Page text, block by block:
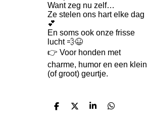
Want zeg nu zelf…
Ze stelen ons hart elke dag
💕
En soms ook onze frisse
lucht 💨😆
👉 Voor honden met
charme, humor en een klein
(of groot) geurtje.
D
D
S
D